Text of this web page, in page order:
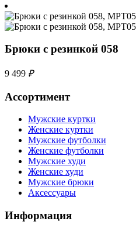
Брюки с резинкой 058
9 499 ₽
Ассортимент
Мужские куртки
Женские куртки
Мужские футболки
Женские футболки
Мужские худи
Женские худи
Мужские брюки
Аксессуары
Информация